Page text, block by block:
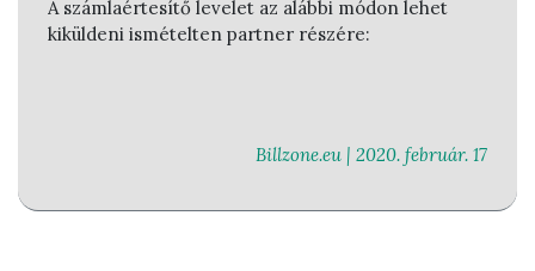
A számlaértesítő levelet az alábbi módon lehet
kiküldeni ismételten partner részére:
Billzone.eu | 2020. február. 17